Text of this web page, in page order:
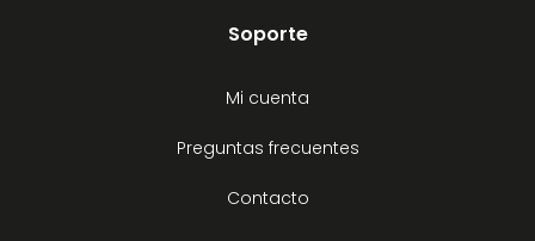
Soporte
Mi cuenta
Preguntas frecuentes
Contacto